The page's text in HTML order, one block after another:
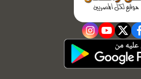
facebook
twitter
youtube
instagram